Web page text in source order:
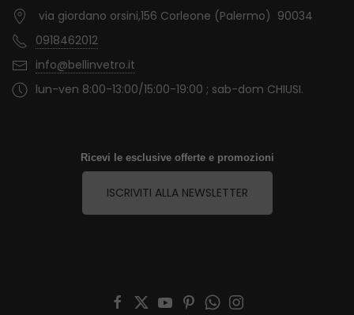
via giordano orsini,156 Corleone (Palermo) 90034
0918462012
info@bellinvetro.it
lun-ven 8:00-13:00/15:00-19:00 ; sab-dom CHIUSI.
Ricevi le esclusive offerte e promozioni
ISCRIVITI ALLA NEWSLETTER